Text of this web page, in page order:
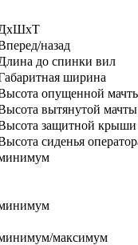
назад
до спинки вил
ширина
опущенной
вытянутой мачты
защитной крыши
сиденья
максимум